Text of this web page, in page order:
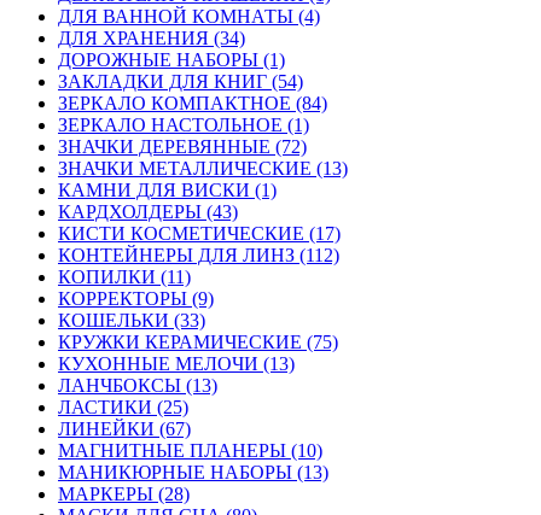
ДЛЯ ВАННОЙ КОМНАТЫ (4)
ДЛЯ ХРАНЕНИЯ (34)
ДОРОЖНЫЕ НАБОРЫ (1)
ЗАКЛАДКИ ДЛЯ КНИГ (54)
ЗЕРКАЛО КОМПАКТНОЕ (84)
ЗЕРКАЛО НАСТОЛЬНОЕ (1)
ЗНАЧКИ ДЕРЕВЯННЫЕ (72)
ЗНАЧКИ МЕТАЛЛИЧЕСКИЕ (13)
КАМНИ ДЛЯ ВИСКИ (1)
КАРДХОЛДЕРЫ (43)
КИСТИ КОСМЕТИЧЕСКИЕ (17)
КОНТЕЙНЕРЫ ДЛЯ ЛИНЗ (112)
КОПИЛКИ (11)
КОРРЕКТОРЫ (9)
КОШЕЛЬКИ (33)
КРУЖКИ КЕРАМИЧЕСКИЕ (75)
КУХОННЫЕ МЕЛОЧИ (13)
ЛАНЧБОКСЫ (13)
ЛАСТИКИ (25)
ЛИНЕЙКИ (67)
МАГНИТНЫЕ ПЛАНЕРЫ (10)
МАНИКЮРНЫЕ НАБОРЫ (13)
МАРКЕРЫ (28)